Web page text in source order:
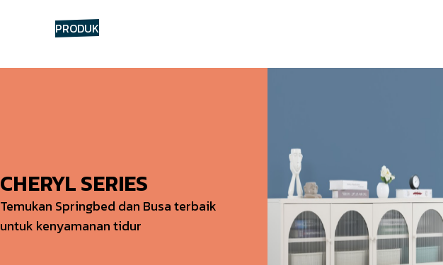
PRODUK
CHERYL SERIES
Temukan Springbed dan Busa terbaik
untuk kenyamanan tidur